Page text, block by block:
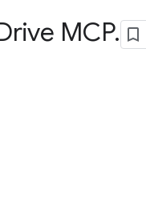
MCP.